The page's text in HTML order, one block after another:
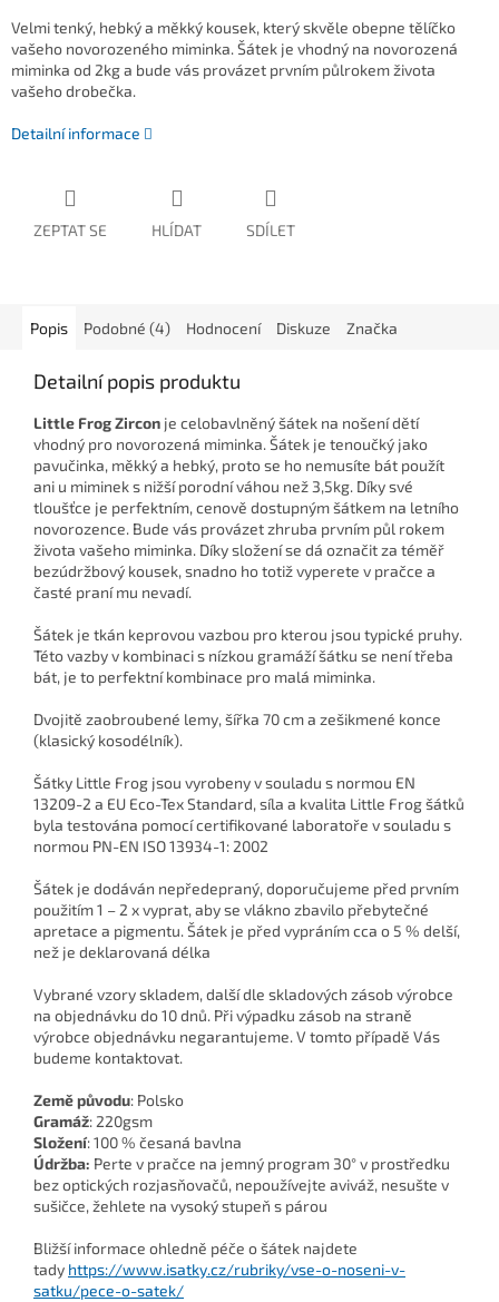
Velmi tenký, hebký a měkký kousek, který skvěle obepne tělíčko
vašeho novorozeného miminka. Šátek je vhodný na novorozená
miminka od 2kg a bude vás provázet prvním půlrokem života
vašeho drobečka.
Detailní informace
ZEPTAT SE HLÍDAT SDÍLET
Popis Podobné (4) Hodnocení Diskuze Značka
Detailní popis produktu
Little Frog Zircon je celobavlněný šátek na nošení dětí
vhodný pro novorozená miminka. Šátek je tenoučký jako
pavučinka, měkký a hebký, proto se ho nemusíte bát použít
ani u miminek s nižší porodní váhou než 3,5kg. Díky své
tloušťce je perfektním, cenově dostupným šátkem na letního
novorozence. Bude vás provázet zhruba prvním půl rokem
života vašeho miminka. Díky složení se dá označit za téměř
bezúdržbový kousek, snadno ho totiž vyperete v pračce a
časté praní mu nevadí.
Šátek je tkán keprovou vazbou pro kterou jsou typické pruhy.
Této vazby v kombinaci s nízkou gramáží šátku se není třeba
bát, je to perfektní kombinace pro malá miminka.
Dvojitě zaobroubené lemy, šířka 70 cm a zešikmené konce
(klasický kosodélník).
Šátky Little Frog jsou vyrobeny v souladu s normou EN
13209-2 a EU Eco-Tex Standard, síla a kvalita Little Frog šátků
byla testována pomocí certifikované laboratoře v souladu s
normou PN-EN ISO 13934-1: 2002
Šátek je dodáván nepředepraný, doporučujeme před prvním
použitím 1 – 2 x vyprat, aby se vlákno zbavilo přebytečné
apretace a pigmentu. Šátek je před vypráním cca o 5 % delší,
než je deklarovaná délka
Vybrané vzory skladem, další dle skladových zásob výrobce
na objednávku do 10 dnů. Při výpadku zásob na straně
výrobce objednávku negarantujeme. V tomto případě Vás
budeme kontaktovat.
Země původu: Polsko
Gramáž: 220gsm
Složení:100 % česaná bavlna
Údržba: Perte v pračce na jemný program 30° v prostředku
bez optických rozjasňovačů, nepoužívejte aviváž, nesušte v
sušičce, žehlete na vysoký stupeň s párou
Bližší informace ohledně péče o šátek najdete
tady https://www.isatky.cz/rubriky/vse-o-noseni-v-
satku/pece-o-satek/